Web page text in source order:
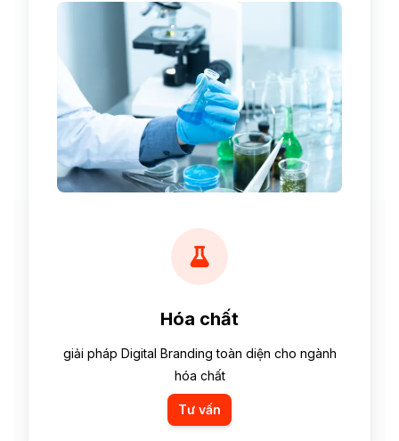
Hóa chất
giải pháp Digital Branding toàn diện cho ngành
hóa chất
Tư vấn